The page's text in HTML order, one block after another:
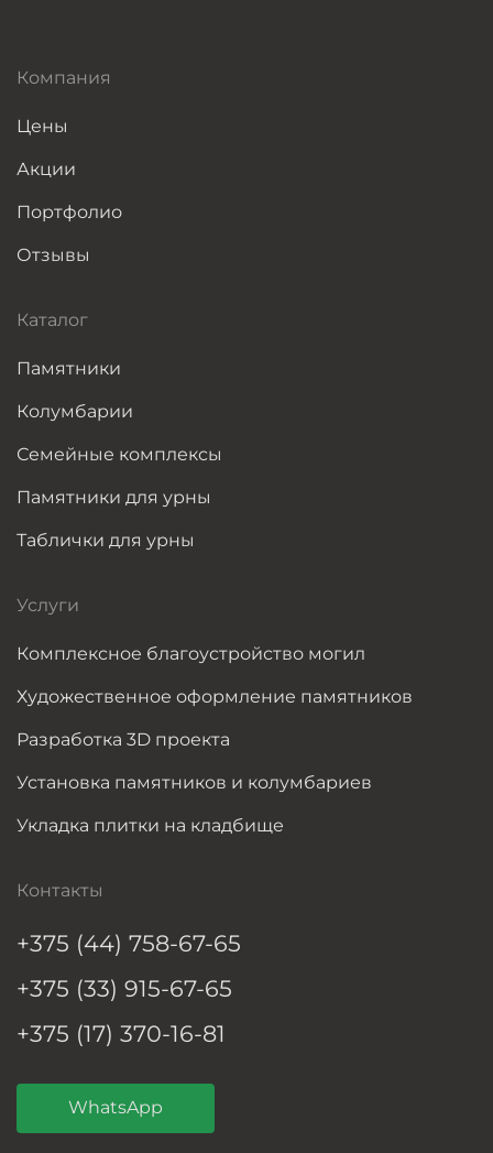
Компания
Цены
Акции
Портфолио
Отзывы
Каталог
Памятники
Колумбарии
Семейные комплексы
Памятники для урны
Таблички для урны
Услуги
Комплексное благоустройство могил
Художественное оформление памятников
Разработка 3D проекта
Установка памятников и колумбариев
Укладка плитки на кладбище
Контакты
+375 (44) 758-67-65
+375 (33) 915-67-65
+375 (17) 370-16-81
WhatsApp